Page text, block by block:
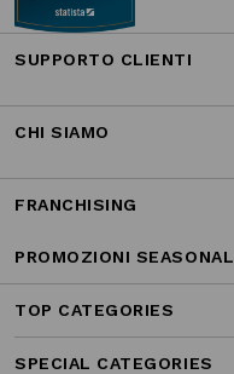
SUPPORTO CLIENTI
CHI SIAMO
FRANCHISING
PROMOZIONI SEASONAL
TOP CATEGORIES
SPECIAL CATEGORIES